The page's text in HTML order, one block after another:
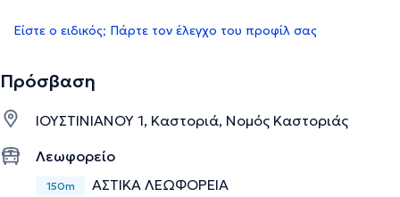
Είστε ο ειδικός; Πάρτε τον έλεγχο του προφίλ σας
Πρόσβαση
ΙΟΥΣΤΙΝΙΑΝΟΥ 1, Καστοριά, Νομός Καστοριάς
Λεωφορείο
150m ΑΣΤΙΚΑ ΛΕΩΦΟΡΕΙΑ